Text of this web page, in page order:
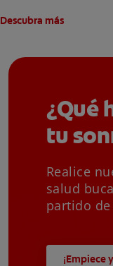
Descubra más
¿Qué
tu
Realice
salud
partido
¡Empiece